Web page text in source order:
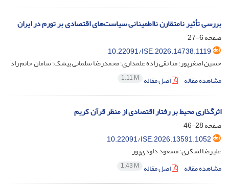
بررسی تأثیر نامتقارن نااطمینانی سیاست‌های اقتصادی بر تورم در ایران
صفحه6-27
10.22091/ISE.2026.14738.1119
حسین اصغرپور؛ منا تقی زاده علمداری؛ محمدرضا سلمانی بیشک؛ سامان حاتم راد
مشاهده مقاله
اصل مقاله 1.11 M
اثرگذاری محیط بر رفتار اقتصادی از منظر قرآن کریم
صفحه28-46
10.22091/ISE.2026.13591.1052
علیرضا لشکری؛ مسعود داودی‌پور
مشاهده مقاله
اصل مقاله 1.43 M